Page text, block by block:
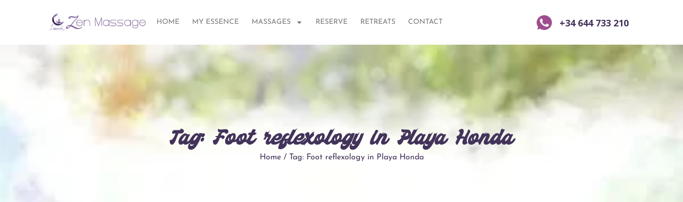
HOME MY ESSENCE MASSAGES RESERVE RETREATS CONTACT +34 644 733 210
Tag: Foot reflexology in Playa Honda
Home / Tag: Foot reflexology in Playa Honda